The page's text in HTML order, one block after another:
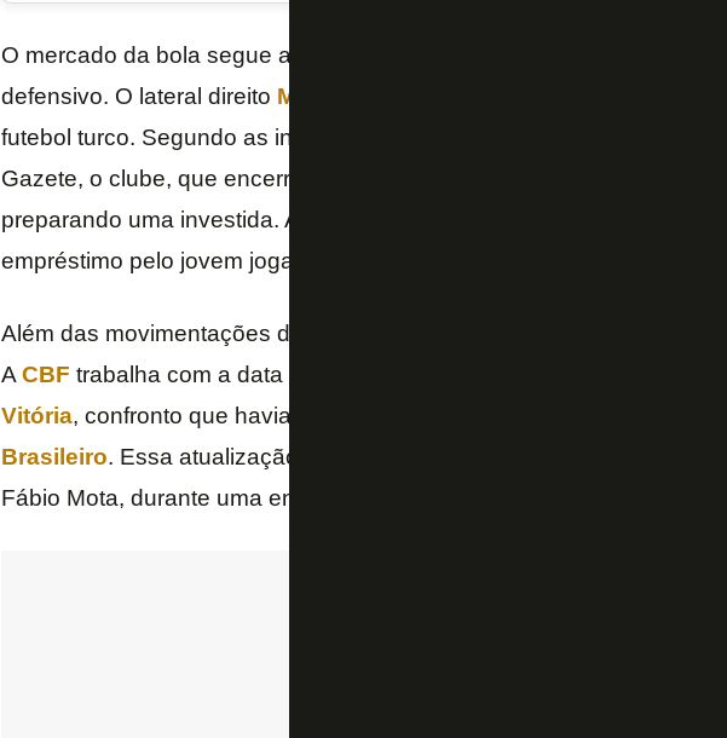
O mercado da bola segue agitado e o
defensivo. O lateral direito Mateo Ponte
futebol turco. Segundo as informações divulgadas neste domingo
Gazete, o clube, que encerrou o último campeonato local na sexta
preparando uma investida. A intenção inicial dos turcos é formalizar
empréstimo pelo jovem jogador, incluindo uma opção de compra no
Além das movimentações de mercado, o calendário alvinegro
A CBF trabalha com a data de 22 de julho para realizar a partida
Vitória, confronto que havia sido adiado lá na quarta rodada do
Brasileiro. Essa atualização foi revelada pelo próprio presidente da
Fábio Mota, durante uma entrevista concedida ao canal Canto Rubro